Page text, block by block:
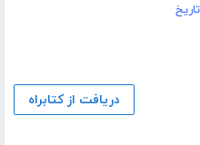
دریافت از کتابراه